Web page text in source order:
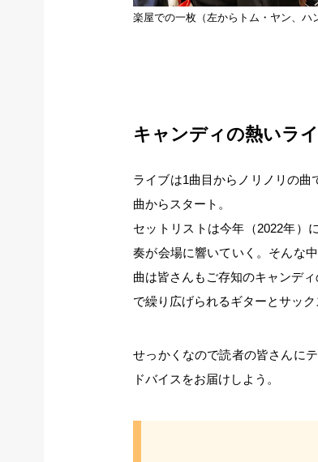
楽屋での一枚（左からトム・ヤン、
キャンディの熱いラ
ライブは1曲目からノリノリの
曲からスタート。
セットリストは今年（2022年）
奏が会場に響いていく。そんな
曲は皆さんもご存知のキャンデ
で繰り広げられるギターとサッ
せっかくなので読者の皆さんに
ドバイスをお届けしよう。